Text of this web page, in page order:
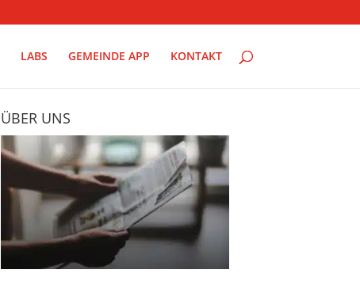
LABS GEMEINDE APP KONTAKT
ÜBER UNS